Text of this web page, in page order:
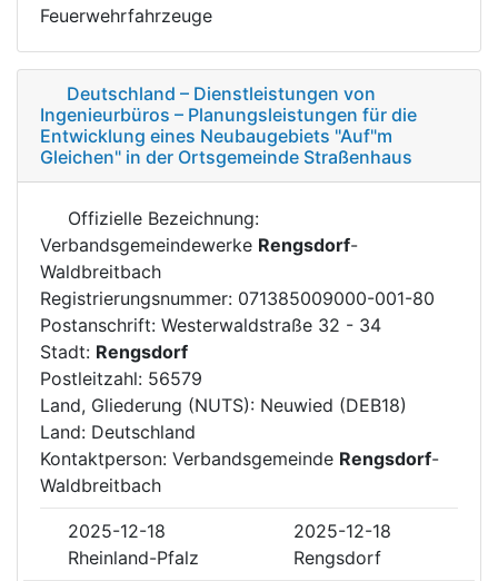
Feuerwehrfahrzeuge
Deutschland – Dienstleistungen von
Ingenieurbüros – Planungsleistungen für die
Entwicklung eines Neubaugebiets "Auf"m
Gleichen" in der Ortsgemeinde Straßenhaus
Offizielle Bezeichnung:
Verbandsgemeindewerke Rengsdorf-
Waldbreitbach
Registrierungsnummer: 071385009000-001-80
Postanschrift: Westerwaldstraße 32 - 34
Stadt: Rengsdorf
Postleitzahl: 56579
Land, Gliederung (NUTS): Neuwied (DEB18)
Land: Deutschland
Kontaktperson: Verbandsgemeinde Rengsdorf-
Waldbreitbach
2025-12-18
2025-12-18
Rheinland-Pfalz
Rengsdorf